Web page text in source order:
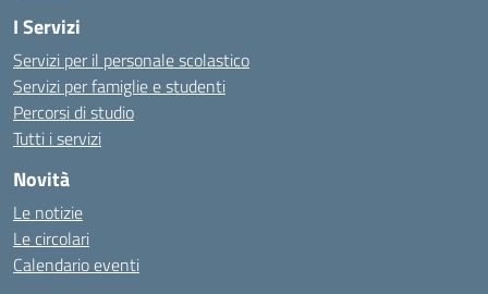
I Servizi
Servizi per il personale scolastico
Servizi per famiglie e studenti
Percorsi di studio
Tutti i servizi
Novità
Le notizie
Le circolari
Calendario eventi